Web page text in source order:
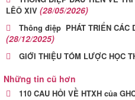
LÊÔ XIV (28/05/2026)
Thông điệp PHÁT TRIỂN CÁC
(28/12/2025)
GIỚI THIỆU TÓM LƯỢC HỌC
Những tin cũ hơn
110 CAU HỎI VỀ HTXH của